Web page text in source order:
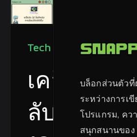
Tech
เคล็ด
ลับ
บล็อกส่วนตัว
ระหว่างการเ
โปรแกรม, คว
สนุกสนานของ